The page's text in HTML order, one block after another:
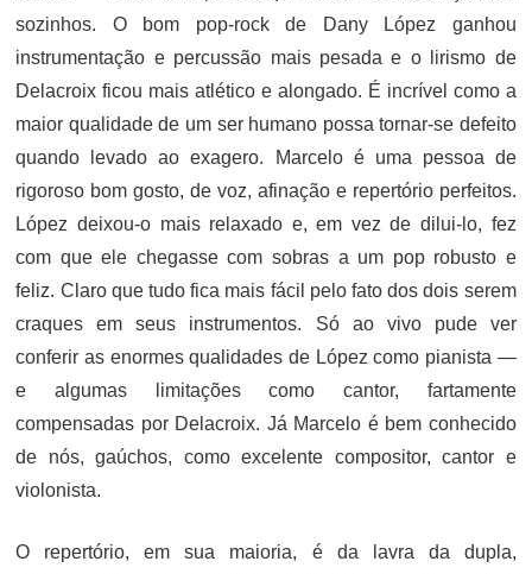
sozinhos. O bom pop-rock de Dany López ganhou
instrumentação e percussão mais pesada e o lirismo de
Delacroix ficou mais atlético e alongado. É incrível como a
maior qualidade de um ser humano possa tornar-se defeito
quando levado ao exagero. Marcelo é uma pessoa de
rigoroso bom gosto, de voz, afinação e repertório perfeitos.
López deixou-o mais relaxado e, em vez de dilui-lo, fez
com que ele chegasse com sobras a um pop robusto e
feliz. Claro que tudo fica mais fácil pelo fato dos dois serem
craques em seus instrumentos. Só ao vivo pude ver
conferir as enormes qualidades de López como pianista —
e algumas limitações como cantor, fartamente
compensadas por Delacroix. Já Marcelo é bem conhecido
de nós, gaúchos, como excelente compositor, cantor e
violonista.
O repertório, em sua maioria, é da lavra da dupla,